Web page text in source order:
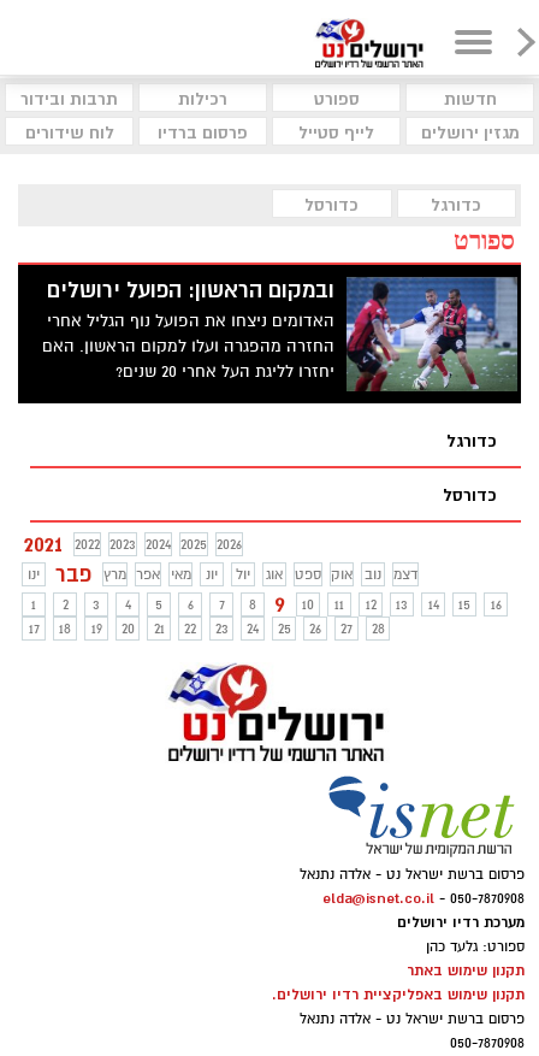
חדשות ספורט רכילות
תרבות ובידור
מגזין ירושלים
לייף סטייל פרסום ברדיו לוח שידורים
כדורגל כדורסל
ספורט
ובמקום הראשון: הפועל ירושלים
האדומים ניצחו את הפועל נוף הגליל אחרי
החזרה מהפגרה ועלו למקום הראשון. האם
יחזרו לליגת העל אחרי 20 שנים?
כדורגל
כדורסל
2021 2022 2023 2024 2025
2026
ינו
פבר מרץ אפר מאי יונ יול אוג ספט אוק נוב
דצמ
1
2 3 4 5 6 7 8 9 10 11 12 13 14 15
16
17
18 19 20 21 22 23 24 25 26 27 28
פרסום ברשת ישראל נט - אלדה נתנאל
050-7870908 -
elda@isnet.co.il
מערכת רדיו ירושלים
ספורט: גלעד כהן
תקנון שימוש באתר
תקנון שימוש באפליקציית רדיו ירושלים.
פרסום ברשת ישראל נט - אלדה נתנאל
050-7870908